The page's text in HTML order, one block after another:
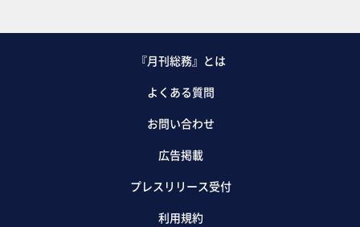
『月刊総務』とは
よくある質問
お問い合わせ
広告掲載
プレスリリース受付
利用規約